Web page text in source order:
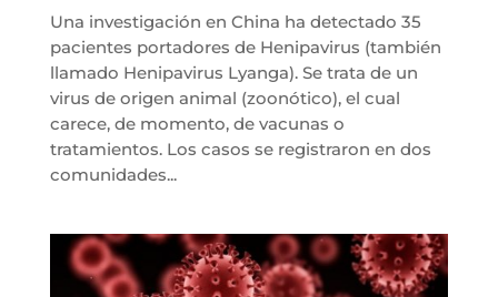
Una investigación en China ha detectado 35
pacientes portadores de Henipavirus (también
llamado Henipavirus Lyanga). Se trata de un
virus de origen animal (zoonótico), el cual
carece, de momento, de vacunas o
tratamientos. Los casos se registraron en dos
comunidades...